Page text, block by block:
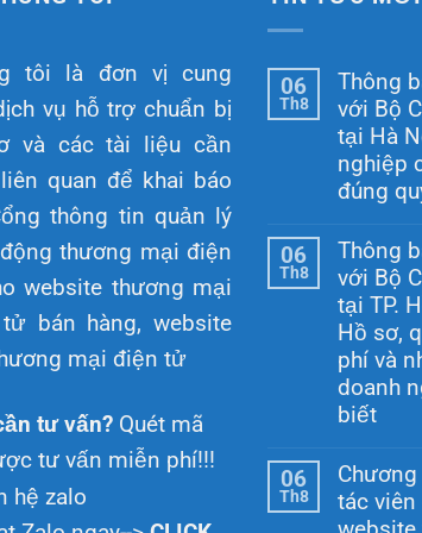
tôi là đơn vị cung
vụ hỗ trợ chuẩn bị
và các tài liệu cần
quan để khai báo
thông tin quản lý
thương mại điện
website thương mại
bán hàng, website
mại điện tử
tư vấn? Quét mã
tư vấn miễn phí!!!
06
Th8
Thông
với Bộ
tại Hà
nghiệp
đúng
có
bình
luận
ở
Thông
báo
website
với
Bộ
Công
Thương
Hà
Nội:
Doanh
nghiệp
06
Th8
Thông
với Bộ
tại TP.
Hồ sơ,
phí và
doanh
biết
có
bình
luận
06
Th8
tác